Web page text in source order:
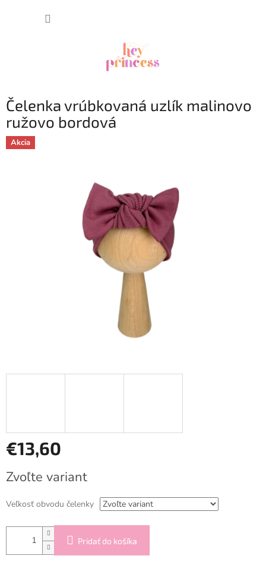
Čelenka vrúbkovaná uzlík malinovo
ružovo bordová
Akcia
€13,60
cena:
Zvoľte variant
Veľkosť obvodu čelenky
Pridať do košíka